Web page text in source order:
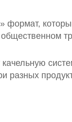
формат,
разных